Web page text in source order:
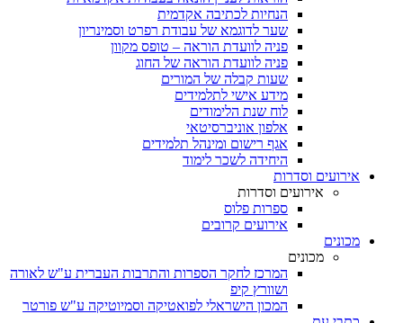
הנחיות לכתיבה אקדמית
שער לדוגמא של עבודת רפרט וסמינריון
פניה לוועדת הוראה – טופס מקוון
פניה לוועדת הוראה של החוג
שעות קבלה של המורים
מידע אישי לתלמידים
לוח שנת הלימודים
אלפון אוניברסיטאי
אגף רישום ומינהל תלמידים
היחידה לשכר לימוד
אירועים וסדרות
אירועים וסדרות
ספרות פלוס
אירועים קרובים
מכונים
מכונים
המרכז לחקר הספרות והתרבות העברית ע"ש לאורה
ושוורץ קיפ
המכון הישראלי לפואטיקה וסמיוטיקה ע"ש פורטר